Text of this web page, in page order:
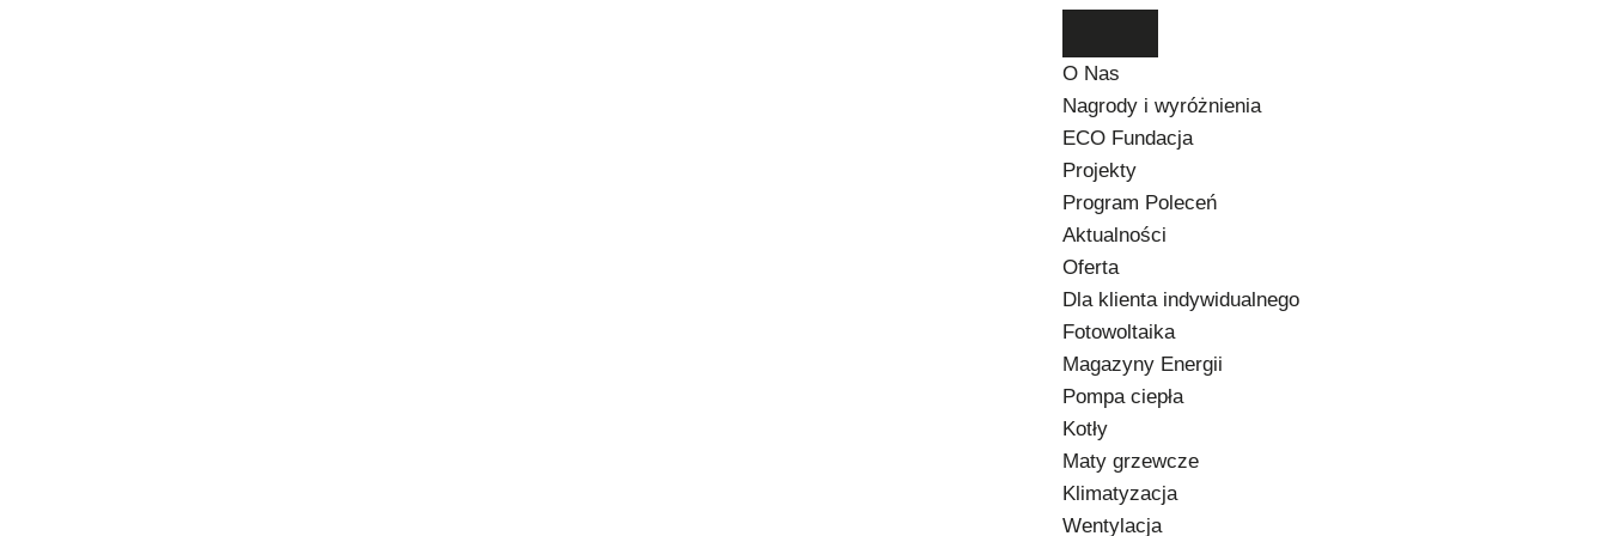
O Nas
Nagrody i wyróżnienia
ECO Fundacja
Projekty
Program Poleceń
Aktualności
Oferta
Dla klienta indywidualnego
Fotowoltaika
Magazyny Energii
Pompa ciepła
Kotły
Maty grzewcze
Klimatyzacja
Wentylacja